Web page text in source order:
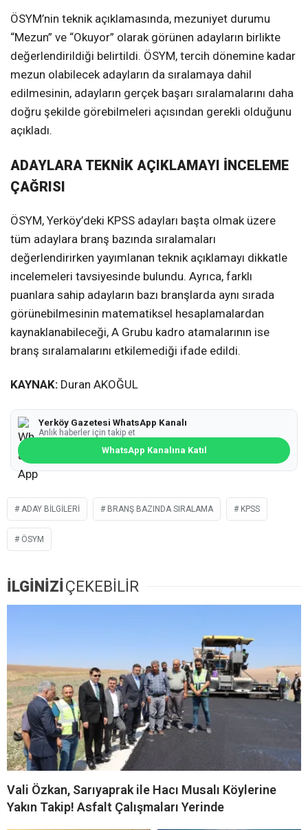
ÖSYM’nin teknik açıklamasında, mezuniyet durumu
“Mezun” ve “Okuyor” olarak görünen adayların birlikte
değerlendirildiği belirtildi. ÖSYM, tercih dönemine kadar
mezun olabilecek adayların da sıralamaya dahil
edilmesinin, adayların gerçek başarı sıralamalarını daha
doğru şekilde görebilmeleri açısından gerekli olduğunu
açıkladı.
ADAYLARA TEKNİK AÇIKLAMAYI İNCELEME
ÇAĞRISI
ÖSYM, Yerköy’deki KPSS adayları başta olmak üzere
tüm adaylara branş bazında sıralamaları
değerlendirirken yayımlanan teknik açıklamayı dikkatle
incelemeleri tavsiyesinde bulundu. Ayrıca, farklı
puanlara sahip adayların bazı branşlarda aynı sırada
görünebilmesinin matematiksel hesaplamalardan
kaynaklanabileceği, A Grubu kadro atamalarının ise
branş sıralamalarını etkilemediği ifade edildi.
KAYNAK: Duran AKOĞUL
Yerköy Gazetesi WhatsApp Kanalı
Anlık haberler için takip et
WhatsApp Kanalına Katıl
ADAY BILGILERI BRANŞ BAZINDA SIRALAMA KPSS
ÖSYM
İLGİNİZİÇEKEBİLİR
Vali Özkan, Sarıyaprak ile Hacı Musalı Köylerine
Yakın Takip! Asfalt Çalışmaları Yerinde